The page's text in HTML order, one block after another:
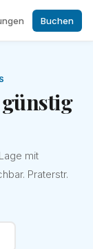
Buchen
mit
Praterstr.